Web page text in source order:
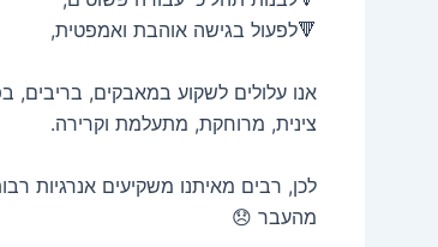
🔻לפעול בגישה אוהבת ואמפטית,
אנו עלולים לשקוע במאבקים,
צינית, מרוחקת, מתעלמת וקרירה.
לכן, רבים מאיתנו משקיעים אנרגיות
מהעבר 😞